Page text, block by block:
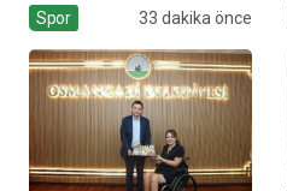
Kompleksi Açılıyor
Spor 33 dakika önce